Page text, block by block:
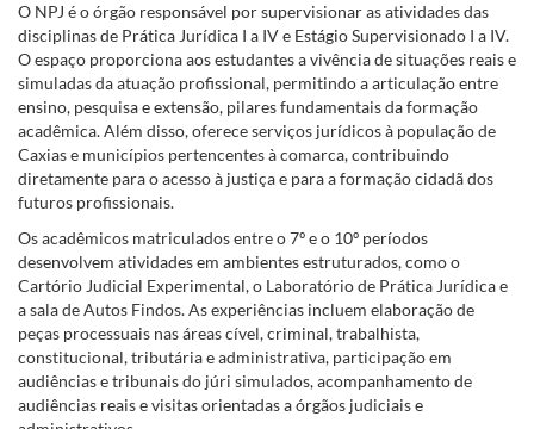
O NPJ é o órgão responsável por supervisionar as atividades das
disciplinas de Prática Jurídica I a IV e Estágio Supervisionado I a IV.
O espaço proporciona aos estudantes a vivência de situações reais e
simuladas da atuação profissional, permitindo a articulação entre
ensino, pesquisa e extensão, pilares fundamentais da formação
acadêmica. Além disso, oferece serviços jurídicos à população de
Caxias e municípios pertencentes à comarca, contribuindo
diretamente para o acesso à justiça e para a formação cidadã dos
futuros profissionais.
Os acadêmicos matriculados entre o 7º e o 10º períodos
desenvolvem atividades em ambientes estruturados, como o
Cartório Judicial Experimental, o Laboratório de Prática Jurídica e
a sala de Autos Findos. As experiências incluem elaboração de
peças processuais nas áreas cível, criminal, trabalhista,
constitucional, tributária e administrativa, participação em
audiências e tribunais do júri simulados, acompanhamento de
audiências reais e visitas orientadas a órgãos judiciais e